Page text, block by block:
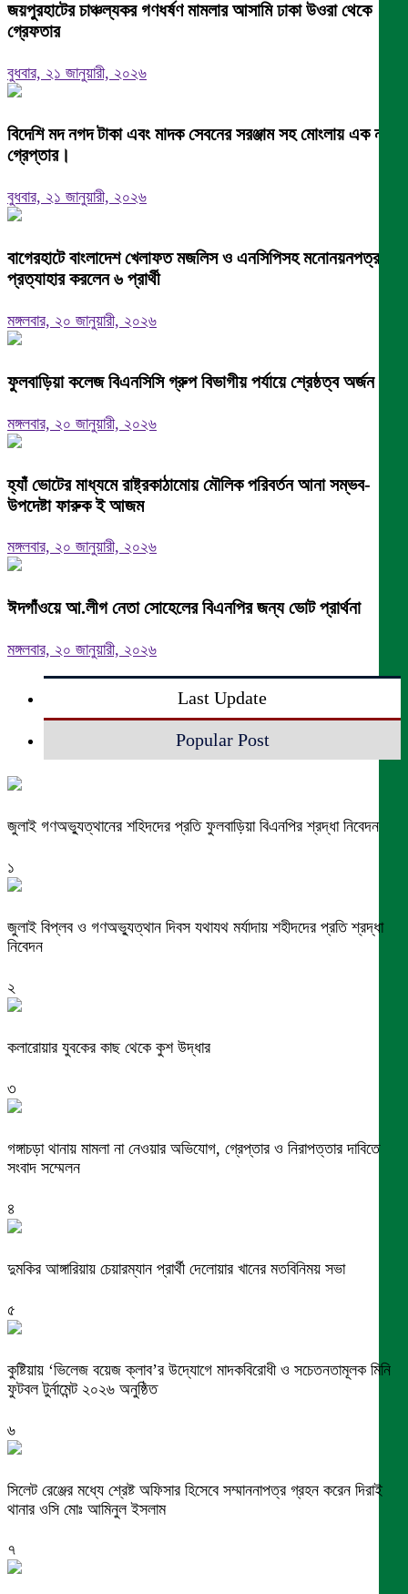
জয়পুরহাটের চাঞ্চল্যকর গণধর্ষণ মামলার আসামি ঢাকা উওরা থেকে
গ্রেফতার
বুধবার, ২১ জানুয়ারী, ২০২৬
বিদেশি মদ নগদ টাকা এবং মাদক সেবনের সরঞ্জাম সহ মোংলায় এক নারী
গ্রেপ্তার।
বুধবার, ২১ জানুয়ারী, ২০২৬
বাগেরহাটে বাংলাদেশ খেলাফত মজলিস ও এনসিপিসহ মনোনয়নপত্র
প্রত্যাহার করলেন ৬ প্রার্থী
মঙ্গলবার, ২০ জানুয়ারী, ২০২৬
ফুলবাড়িয়া কলেজ বিএনসিসি গ্রুপ বিভাগীয় পর্যায়ে শ্রেষ্ঠত্ব অর্জন।
মঙ্গলবার, ২০ জানুয়ারী, ২০২৬
হ্যাঁ ভোটের মাধ্যমে রাষ্ট্রকাঠামোয় মৌলিক পরিবর্তন আনা সম্ভব-
উপদেষ্টা ফারুক ই আজম
মঙ্গলবার, ২০ জানুয়ারী, ২০২৬
ঈদগাঁওয়ে আ.লীগ নেতা সোহেলের বিএনপির জন্য ভোট প্রার্থনা
মঙ্গলবার, ২০ জানুয়ারী, ২০২৬
Last Update
Popular Post
জুলাই গণঅভ্যুত্থানের শহিদদের প্রতি ফুলবাড়িয়া বিএনপির শ্রদ্ধা নিবেদন
১
জুলাই বিপ্লব ও গণঅভ্যুত্থান দিবস যথাযথ মর্যাদায় শহীদদের প্রতি শ্রদ্ধা
নিবেদন
২
কলারোয়ার যুবকের কাছ থেকে কুশ উদ্ধার
৩
গঙ্গাচড়া থানায় মামলা না নেওয়ার অভিযোগ, গ্রেপ্তার ও নিরাপত্তার দাবিতে
সংবাদ সম্মেলন
৪
দুমকির আঙ্গারিয়ায় চেয়ারম্যান প্রার্থী দেলোয়ার খানের মতবিনিময় সভা
৫
কুষ্টিয়ায় ‘ভিলেজ বয়েজ ক্লাব’র উদ্যোগে মাদকবিরোধী ও সচেতনতামূলক মিনি
ফুটবল টুর্নামেন্ট ২০২৬ অনুষ্ঠিত
৬
সিলেট রেঞ্জের মধ্যে শ্রেষ্ট অফিসার হিসেবে সম্মাননাপত্র গ্রহন করেন দিরাই
থানার ওসি মোঃ আমিনুল ইসলাম
৭